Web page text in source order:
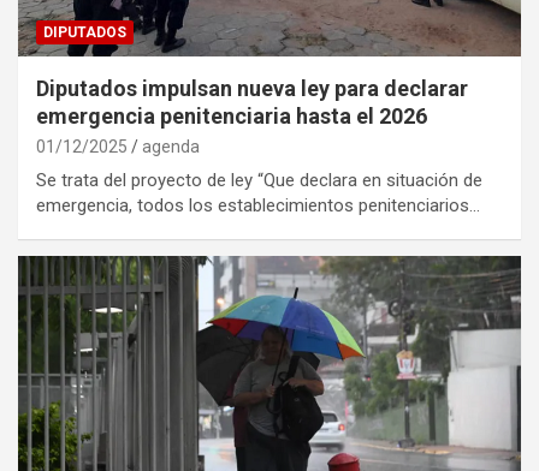
DIPUTADOS
Diputados impulsan nueva ley para declarar
emergencia penitenciaria hasta el 2026
01/12/2025 agenda
Se trata del proyecto de ley “Que declara en situación de
emergencia, todos los establecimientos penitenciarios…